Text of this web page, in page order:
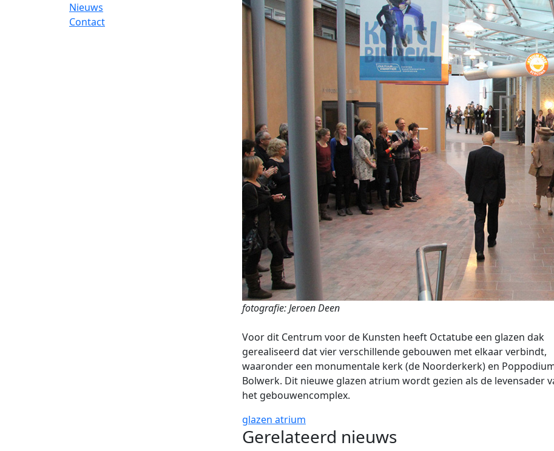
Nieuws
Contact
fotografie: Jeroen Deen
Voor dit Centrum voor de Kunsten heeft Octatube een glazen dak
gerealiseerd dat vier verschillende gebouwen met elkaar verbindt,
waaronder een monumentale kerk (de Noorderkerk) en
Bolwerk. Dit nieuwe glazen atrium wordt gezien als de levensader
het gebouwencomplex.
glazen atrium
Gerelateerd nieuws